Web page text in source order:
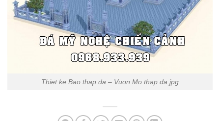
Thiet ke Bao thap da – Vuon Mo thap da.jpg